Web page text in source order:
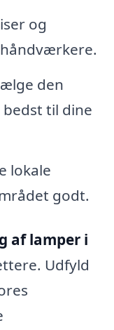
og
den
til dine
lokale
godt.
af lamper i
Udfyld